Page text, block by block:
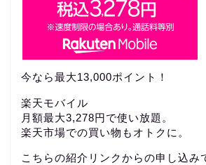
今なら最大13,000ポイント！
楽天モバイル
月額最大3,278円で使い放題。
楽天市場での買い物もオトクに。
こちらの紹介リンクからの申し込み